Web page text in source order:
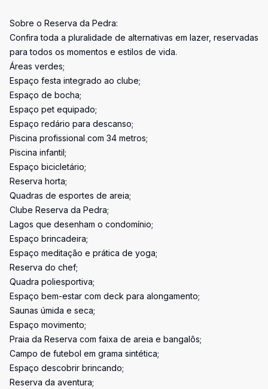
Sobre o Reserva da Pedra:
Confira toda a pluralidade de alternativas em lazer, reservadas
para todos os momentos e estilos de vida.
Áreas verdes;
Espaço festa integrado ao clube;
Espaço de bocha;
Espaço pet equipado;
Espaço redário para descanso;
Piscina profissional com 34 metros;
Piscina infantil;
Espaço bicicletário;
Reserva horta;
Quadras de esportes de areia;
Clube Reserva da Pedra;
Lagos que desenham o condomínio;
Espaço brincadeira;
Espaço meditação e prática de yoga;
Reserva do chef;
Quadra poliesportiva;
Espaço bem-estar com deck para alongamento;
Saunas úmida e seca;
Espaço movimento;
Praia da Reserva com faixa de areia e bangalôs;
Campo de futebol em grama sintética;
Espaço descobrir brincando;
Reserva da aventura;